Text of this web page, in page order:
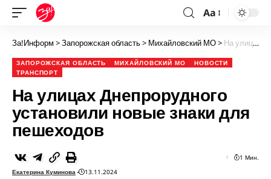
Aa
За!Информ >Запорожская область> Михайловский МО> На улицах Днепрорудного установили новые знаки для пешеходов
ЗАПОРОЖСКАЯ ОБЛАСТЬ МИХАЙЛОВСКИЙ МО
НОВОСТИ
ТРАНСПОРТ
На улицах Днепрорудного
установили новые знаки для
пешеходов
Екатерина Куминова 13.11.2024
1 Мин.